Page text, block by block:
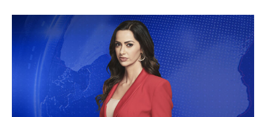
Noticiero N+ Univision: Edición nocturna
S2026 E122 | Noticiero N+ Univision:
Edición nocturna
News 2026
Un repaso de las noticias ocurridas hasta el final el